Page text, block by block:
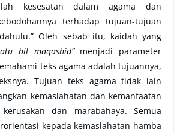
kesesatan dalam agama dan
terhadap tujuan-tujuan
Oleh sebab itu, kaidah yang
bil maqashid”menjadi parameter
teks agama adalah tujuannya,
Tujuan teks agama tidak lain
kemaslahatan dan kemanfaatan
dan marabahaya. Semua
kepada kemaslahatan hamba